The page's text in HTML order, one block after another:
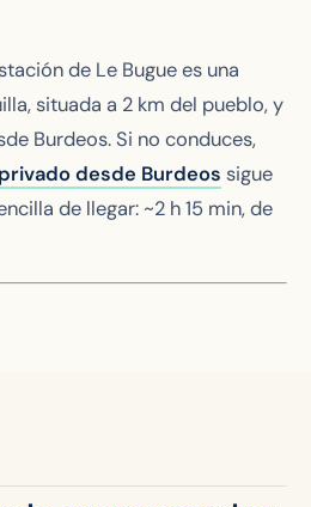
de Le Bugue es una
situada a 2 km del pueblo, y
Burdeos. Si no conduces,
desde Burdeos sigue
de llegar: ~2 h 15 min, de